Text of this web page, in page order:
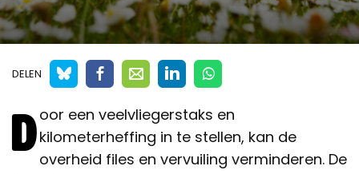
DELEN
Door een veelvliegerstaks en
kilometerheffing in te stellen, kan de
overheid files en vervuiling verminderen. De